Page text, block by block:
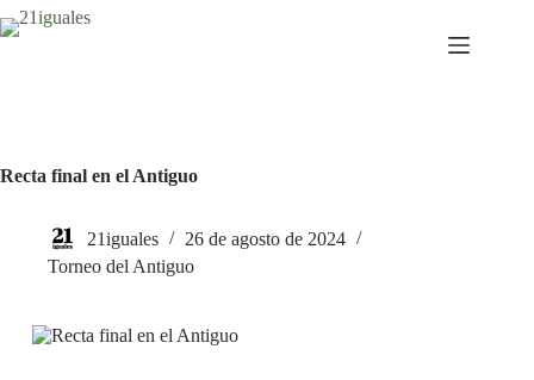
Saltar
al
Recta final en el Antiguo
21iguales
26 de agosto de 2024
Torneo del Antiguo